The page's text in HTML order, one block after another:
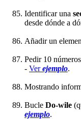
Identificar una
desde dónde a
Añadir un
Pedir 10
- Verejemplo.
Mostrando
Bucle Do-wile
ejemplo.